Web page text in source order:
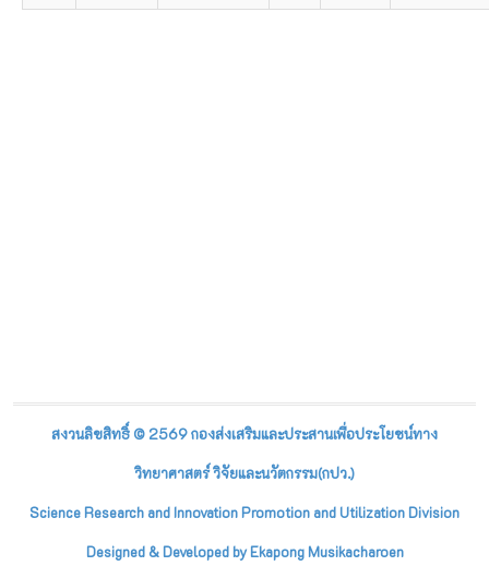
สงวนลิขสิทธิ์ © 2569 กองส่งเสริมและประสานเพื่อประโยชน์ทาง
วิทยาศาสตร์ วิจัยและนวัตกรรม(กปว.)
Science Research and Innovation Promotion and Utilization Division
Designed & Developed by Ekapong Musikacharoen